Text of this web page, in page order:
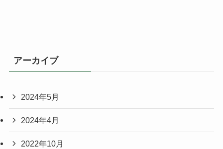
アーカイブ
2024年5月
2024年4月
2022年10月